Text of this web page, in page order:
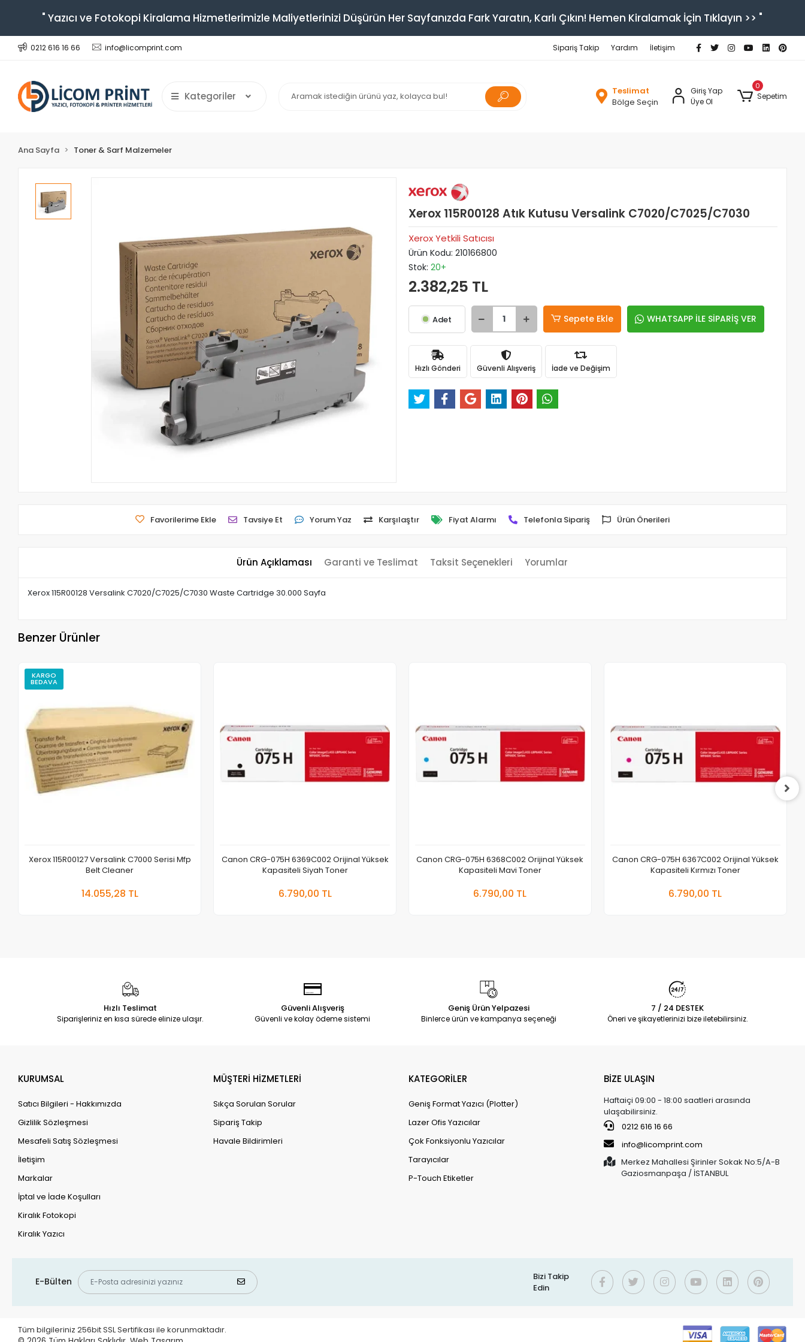
" Yazıcı ve Fotokopi Kiralama Hizmetlerimizle Maliyetlerinizi Düşürün Her Sayfanızda Fark Yaratın, Karlı Çıkın! Hemen Kiralamak İçin Tıklayın >> "
0212 616 16 66 info@licomprint.com Sipariş Takip Yardım İletişim
Kategoriler
Teslimat
Bölge Seçin
Giriş Yap
Üye Ol
0
Sepetim
Ana Sayfa Toner & Sarf Malzemeler
Xerox 115R00128 Atık Kutusu Versalink C7020/C7025/C7030
Xerox Yetkili Satıcısı
Ürün Kodu: 210166800
Stok: 20+
2.382,25 TL
Adet Sepete Ekle WHATSAPP İLE SİPARİŞ VER
Hızlı Gönderi Güvenli Alışveriş İade ve Değişim
Favorilerime Ekle Tavsiye Et Yorum Yaz Karşılaştır Fiyat Alarmı Telefonla Sipariş Ürün Önerileri
Ürün Açıklaması Garanti ve Teslimat Taksit Seçenekleri Yorumlar
Xerox 115R00128 Versalink C7020/C7025/C7030 Waste Cartridge 30.000 Sayfa
Benzer Ürünler
KARGO
BEDAVA
Xerox 115R00127 Versalink C7000 Serisi Mfp
Belt Cleaner
14.055,28 TL
Canon CRG-075H 6369C002 Orijinal Yüksek
Kapasiteli Siyah Toner
6.790,00 TL
Canon CRG-075H 6368C002 Orijinal Yüksek
Kapasiteli Mavi Toner
6.790,00 TL
Canon CRG-075H 6367C002 Orijinal Yüksek
Kapasiteli Kırmızı Toner
6.790,00 TL
Hızlı Teslimat
Siparişleriniz en kısa sürede elinize ulaşır.
Güvenli Alışveriş
Güvenli ve kolay ödeme sistemi
Geniş Ürün Yelpazesi
Binlerce ürün ve kampanya seçeneği
7 / 24 DESTEK
Öneri ve şikayetlerinizi bize iletebilirsiniz.
KURUMSAL
Satıcı Bilgileri - Hakkımızda
Gizlilik Sözleşmesi
Mesafeli Satış Sözleşmesi
İletişim
Markalar
İptal ve İade Koşulları
Kiralık Fotokopi
Kiralık Yazıcı
MÜŞTERİ HİZMETLERİ
Sıkça Sorulan Sorular
Sipariş Takip
Havale Bildirimleri
KATEGORİLER
Geniş Format Yazıcı (Plotter)
Lazer Ofis Yazıcılar
Çok Fonksiyonlu Yazıcılar
Tarayıcılar
P-Touch Etiketler
BİZE ULAŞIN
Haftaiçi 09:00 - 18:00 saatleri arasında
ulaşabilirsiniz.
0212 616 16 66
info@licomprint.com
Merkez Mahallesi Şirinler Sokak No:5/A-B
Gaziosmanpaşa / İSTANBUL
E-Bülten
Bizi Takip
Edin
Tüm bilgileriniz 256bit SSL Sertifikası ile korunmaktadır.